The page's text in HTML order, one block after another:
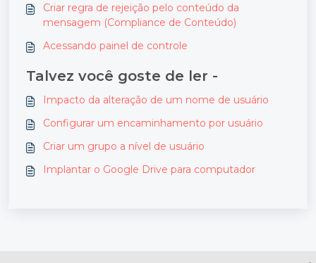
Criar regra de rejeição pelo conteúdo da
mensagem (Compliance de Conteúdo)
Acessando painel de controle
Talvez você goste de ler -
Impacto da alteração de um nome de usuário
Configurar um encaminhamento por usuário
Criar um grupo a nível de usuário
Implantar o Google Drive para computador